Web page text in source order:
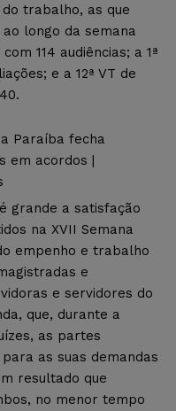
trabalho, as que
longo da semana
114 audiências; a 1ª
e a 12ª VT de
grande a satisfação
na XVII Semana
empenho e trabalho
e
e servidores do
que, durante a
as partes
as suas demandas
resultado que
no menor tempo